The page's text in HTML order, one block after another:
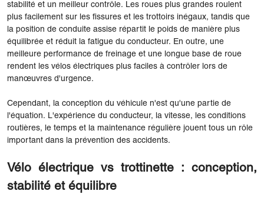
stabilité et un meilleur contrôle. Les roues plus grandes roulent
plus facilement sur les fissures et les trottoirs inégaux, tandis que
la position de conduite assise répartit le poids de manière plus
équilibrée et réduit la fatigue du conducteur. En outre, une
meilleure performance de freinage et une longue base de roue
rendent les vélos électriques plus faciles à contrôler lors de
manœuvres d'urgence.
Cependant, la conception du véhicule n'est qu'une partie de
l'équation. L'expérience du conducteur, la vitesse, les conditions
routières, le temps et la maintenance régulière jouent tous un rôle
important dans la prévention des accidents.
Vélo électrique vs trottinette : conception,
stabilité et équilibre